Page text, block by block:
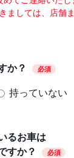
ましては、店舗
か？ 必須
持っていない
るお車は
すか？
必須